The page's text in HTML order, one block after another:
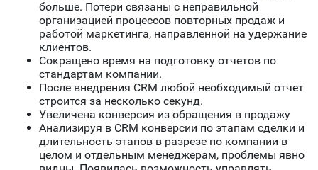
больше. Потери связаны с неправильной
организацией процессов повторных продаж и
работой маркетинга, направленной на удержание
клиентов.
Сокращено время на подготовку отчетов по
стандартам компании.
После внедрения CRM любой необходимый отчет
строится за несколько секунд.
Увеличена конверсия из обращения в продажу
Анализируя в CRM конверсии по этапам сделки и
длительность этапов в разрезе по компании в
целом и отдельным менеджерам, проблемы явно